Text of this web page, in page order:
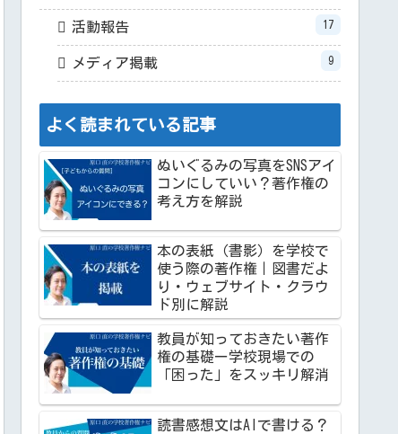
活動報告 17
メディア掲載 9
よく読まれている記事
ぬいぐるみの写真をSNSアイ
コンにしていい？著作権の
考え方を解説
本の表紙（書影）を学校で
使う際の著作権｜図書だよ
り・ウェブサイト・クラウ
ド別に解説
教員が知っておきたい著作
権の基礎ー学校現場での
「困った」をスッキリ解消
読書感想文はAIで書ける？